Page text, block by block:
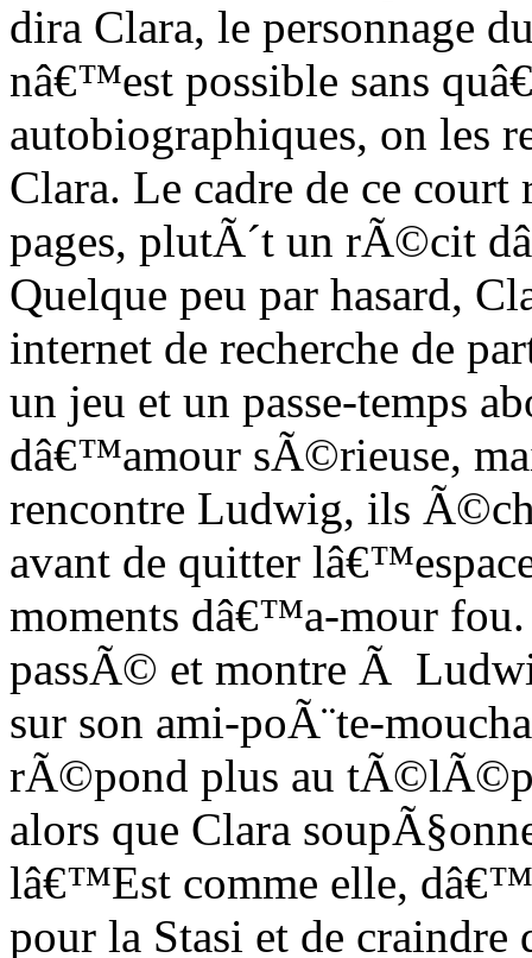
dira Clara, le personnage
nâ€™est possible sans
autobiographiques, on les
Clara. Le cadre de ce
pages, plutÃ´t un rÃ©cit
Quelque peu par hasard,
internet de recherche de
un jeu et un passe-temps
dâ€™amour sÃ©rieuse,
rencontre Ludwig, ils
avant de quitter
moments dâ€™a-mour
passÃ© et montre Ã
sur son ami-poÃ¨te-
rÃ©pond plus au
alors que Clara
lâ€™Est comme elle,
pour la Stasi et de craindre